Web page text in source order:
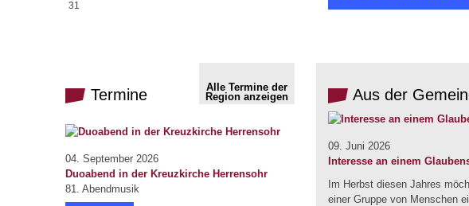
31
Termine
Alle Termine der
Region anzeigen
04. September 2026
Duoabend in der Kreuzkirche Herrensohr
81. Abendmusik
Aus der
09. Juni 2026
Interesse an einem
Im Herbst diesen Jahres
einer Gruppe von Menschen